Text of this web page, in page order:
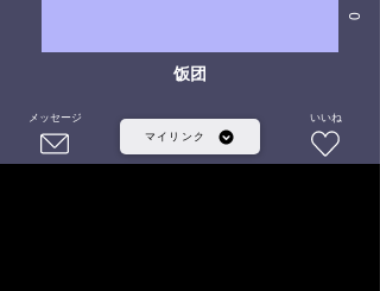
0
饭团
メッセージ
マイリンク
いいね